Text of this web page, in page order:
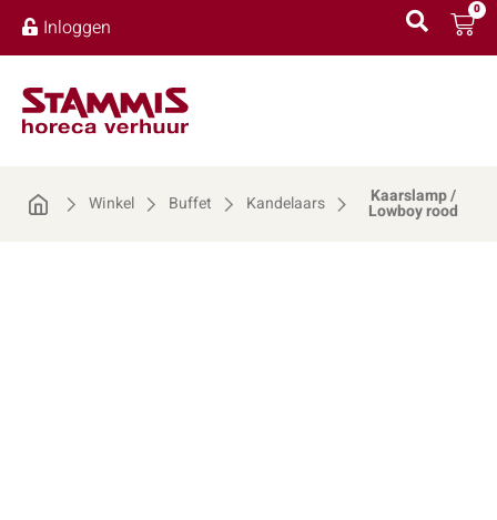
Inloggen
0
Winkel Buffet Kandelaars Kaarslamp /
Lowboy rood